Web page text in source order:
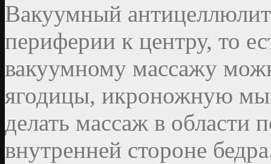
Вакуумный
периферии к центру, то
вакуумному массажу
ягодицы, икроножную
делать массаж в области
внутренней стороне